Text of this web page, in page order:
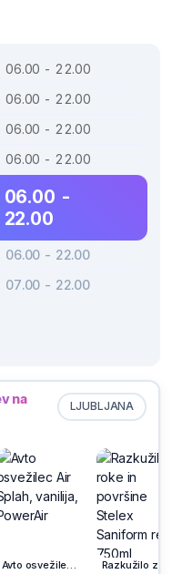
06.00 - 22.00
06.00 - 22.00
06.00 - 22.00
06.00 - 22.00
06.00 -
22.00
06.00 - 22.00
07.00 - 22.00
LJUBLJANA
na
Avto osvežilec Air Splah, vanilija, PowerAir Razkužilo za roke in površine Stelex Saniform refil, 750ml